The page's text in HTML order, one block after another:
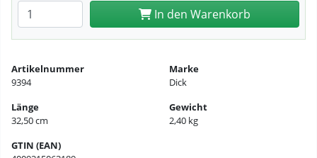
Anzahl eingeben In den Warenkorb
Artikelnummer
9394
Marke
Dick
Länge
32,50 cm
Gewicht
2,40 kg
GTIN (EAN)